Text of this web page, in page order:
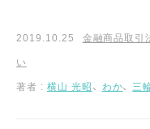
2019.10.25 金融商品取引
い
著者 : 横山 光昭、 わか、三